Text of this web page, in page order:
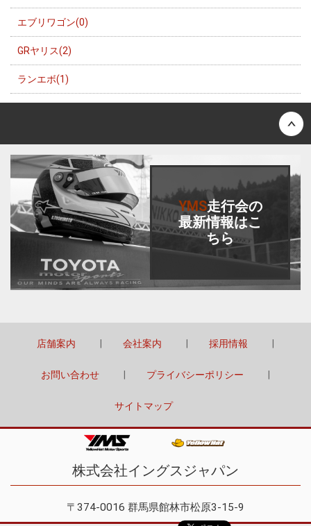
エブリワゴン(0)
GRヤリス(2)
ランエボ(1)
YMS走行会の
最新情報はこ
ちら
店舗案内 会社案内 採用情報
お問い合わせ プライバシーポリシー
サイトマップ
株式会社イングスジャパン
〒374-0016 群馬県館林市松原3-15-9